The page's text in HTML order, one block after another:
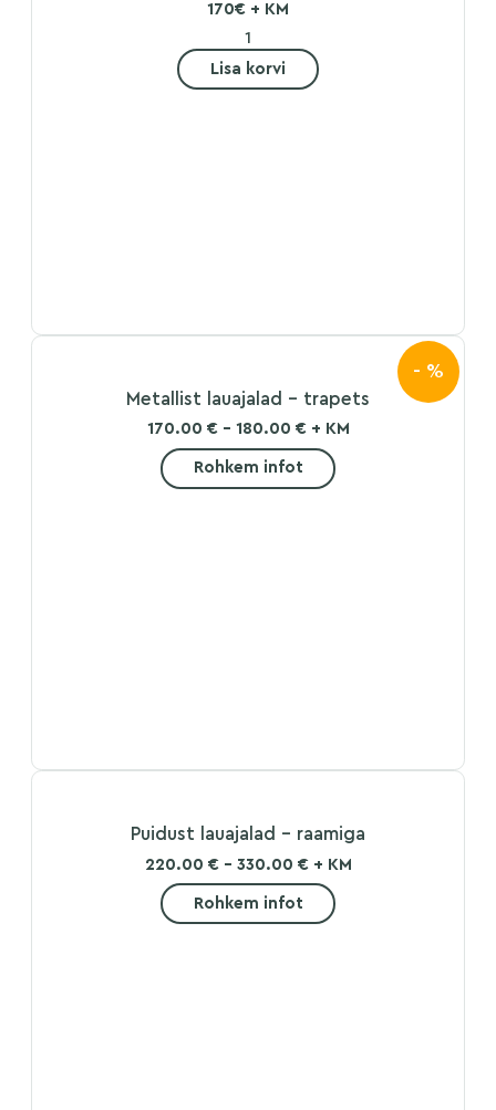
170€ + KM
Lisa korvi
- %
Metallist lauajalad – trapets
170.00 € - 180.00 € + KM
Rohkem infot
Puidust lauajalad – raamiga
220.00 € - 330.00 € + KM
Rohkem infot